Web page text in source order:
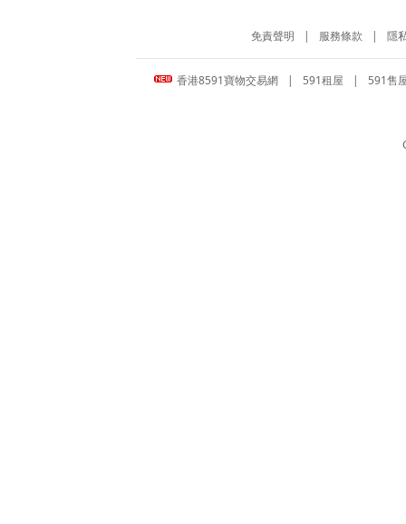
免責聲明 | 服務條款 | 隱
香港8591寶物交易網 | 591租屋 | 591售